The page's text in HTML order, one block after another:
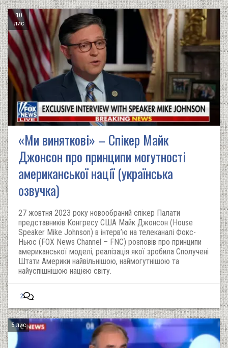
10
лис
«Ми виняткові» – Спікер Майк
Джонсон про принципи могутності
американської нації (українська
озвучка)
27 жовтня 2023 року новообраний спікер Палати
представників Конгресу США Майк Джонсон (House
Speaker Mike Johnson) в інтерв’ю на телеканалі Фокс-
Ньюс (FOX News Channel – FNC) розповів про принципи
американської моделі, реалізація якої зробила Сполучені
Штати Америки найвільнішою, наймогутнішою та
найуспішнішою нацією світу.
2
5 лис